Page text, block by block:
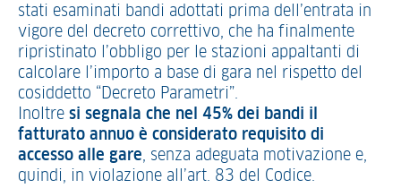
stati esaminati bandi adottati prima dell’entrata in
vigore del decreto correttivo, che ha finalmente
ripristinato l’obbligo per le stazioni appaltanti di
calcolare l’importo a base di gara nel rispetto del
cosiddetto “Decreto Parametri”.
Inoltre si segnala che nel 45% dei bandi il
fatturato annuo è considerato requisito di
accesso alle gare, senza adeguata motivazione e,
quindi, in violazione all’art. 83 del Codice.